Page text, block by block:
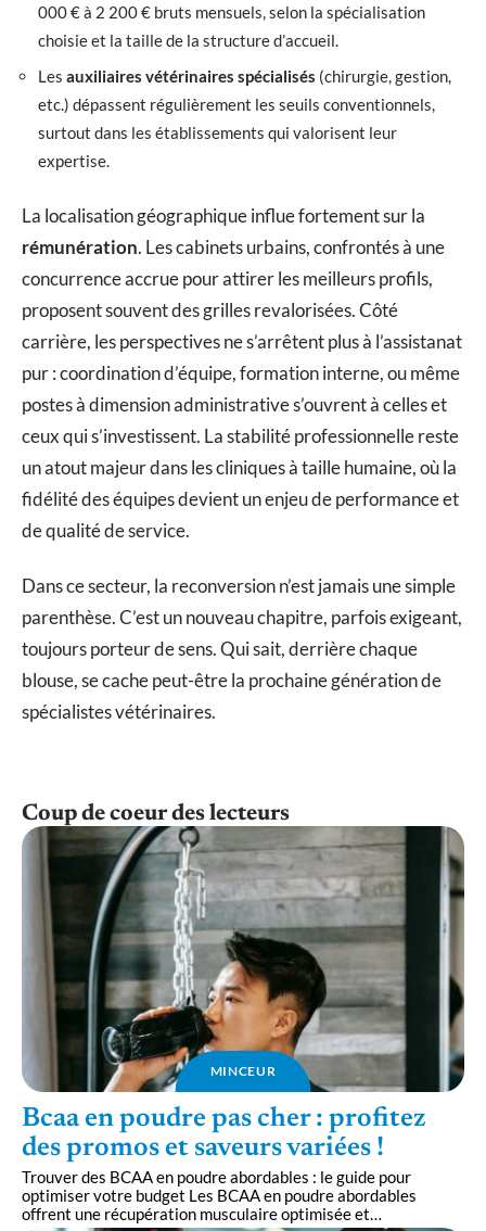
000 € à 2 200 € bruts mensuels, selon la spécialisation
choisie et la taille de la structure d’accueil.
Les auxiliaires vétérinaires spécialisés (chirurgie, gestion,
etc.) dépassent régulièrement les seuils conventionnels,
surtout dans les établissements qui valorisent leur
expertise.
La localisation géographique influe fortement sur la
rémunération. Les cabinets urbains, confrontés à une
concurrence accrue pour attirer les meilleurs profils,
proposent souvent des grilles revalorisées. Côté
carrière, les perspectives ne s’arrêtent plus à l’assistanat
pur : coordination d’équipe, formation interne, ou même
postes à dimension administrative s’ouvrent à celles et
ceux qui s’investissent. La stabilité professionnelle reste
un atout majeur dans les cliniques à taille humaine, où la
fidélité des équipes devient un enjeu de performance et
de qualité de service.
Dans ce secteur, la reconversion n’est jamais une simple
parenthèse. C’est un nouveau chapitre, parfois exigeant,
toujours porteur de sens. Qui sait, derrière chaque
blouse, se cache peut-être la prochaine génération de
spécialistes vétérinaires.
Coup de coeur des lecteurs
MINCEUR
Bcaa en poudre pas cher : profitez
des promos et saveurs variées !
Trouver des BCAA en poudre abordables : le guide pour
optimiser votre budget Les BCAA en poudre abordables
offrent une récupération musculaire optimisée et…